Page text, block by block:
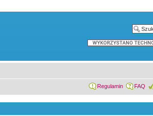
Regulamin FAQ